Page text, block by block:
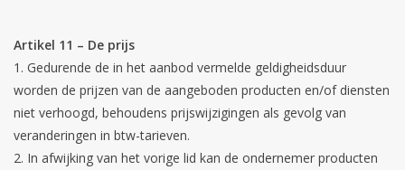
Artikel 11 – De prijs
Gedurende de in het aanbod vermelde geldigheidsduur
worden de prijzen van de aangeboden producten en/of diensten
niet verhoogd, behoudens prijswijzigingen als gevolg van
veranderingen in btw-tarieven.
In afwijking van het vorige lid kan de ondernemer producten